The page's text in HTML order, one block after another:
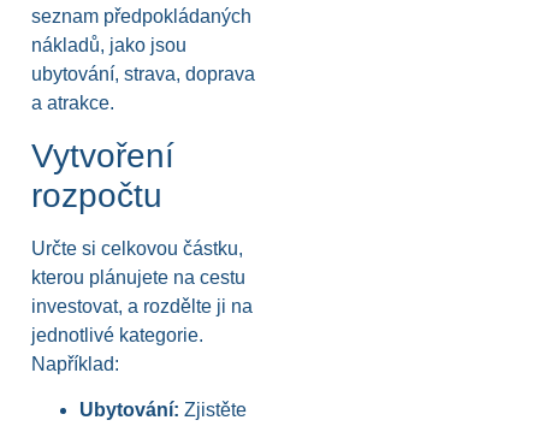
seznam předpokládaných
nákladů, jako jsou
ubytování, strava, doprava
a atrakce.
Vytvoření
rozpočtu
Určte si celkovou částku,
kterou plánujete na cestu
investovat, a rozdělte ji na
jednotlivé kategorie.
Například:
Ubytování: Zjistěte